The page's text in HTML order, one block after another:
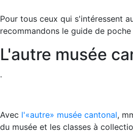
Pour tous ceux qui s'intéressent
recommandons le guide de poche
L'autre musée
.
Avec l'«autre» musée cantonal,
du musée et les classes à